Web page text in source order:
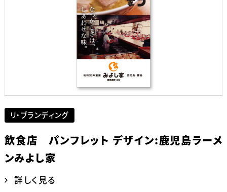
リ・ブランディング
飲食店 パンフレット デザイン:鹿児島ラーメ
ンみよし家
詳しく見る